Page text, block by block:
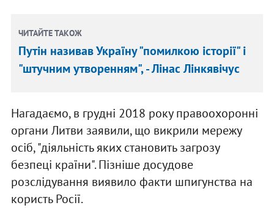
ЧИТАЙТЕ ТАКОЖ
Путін називав Україну "помилкою історії" і
"штучним утворенням", - Лінас Лінкявічус
Нагадаємо, в грудні 2018 року правоохоронні
органи Литви заявили, що викрили мережу
осіб, "діяльність яких становить загрозу
безпеці країни". Пізніше досудове
розслідування виявило факти шпигунства на
користь Росії.